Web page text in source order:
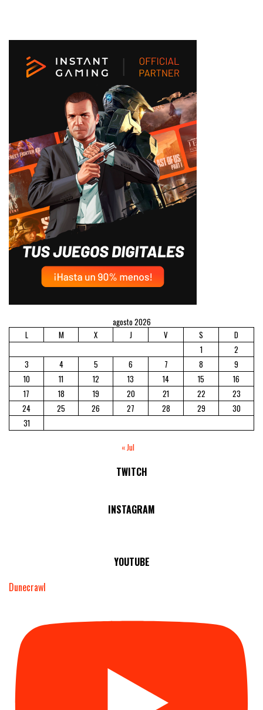
agosto 2026
L
M X J V S
D
1
2
3
4 5 6 7 8
9
10
11 12 13 14 15
16
17
18 19 20 21 22
23
24
25 26 27 28 29
30
31
« Jul
TWITCH
No Streams Online!
INSTAGRAM
YOUTUBE
Dunecrawl